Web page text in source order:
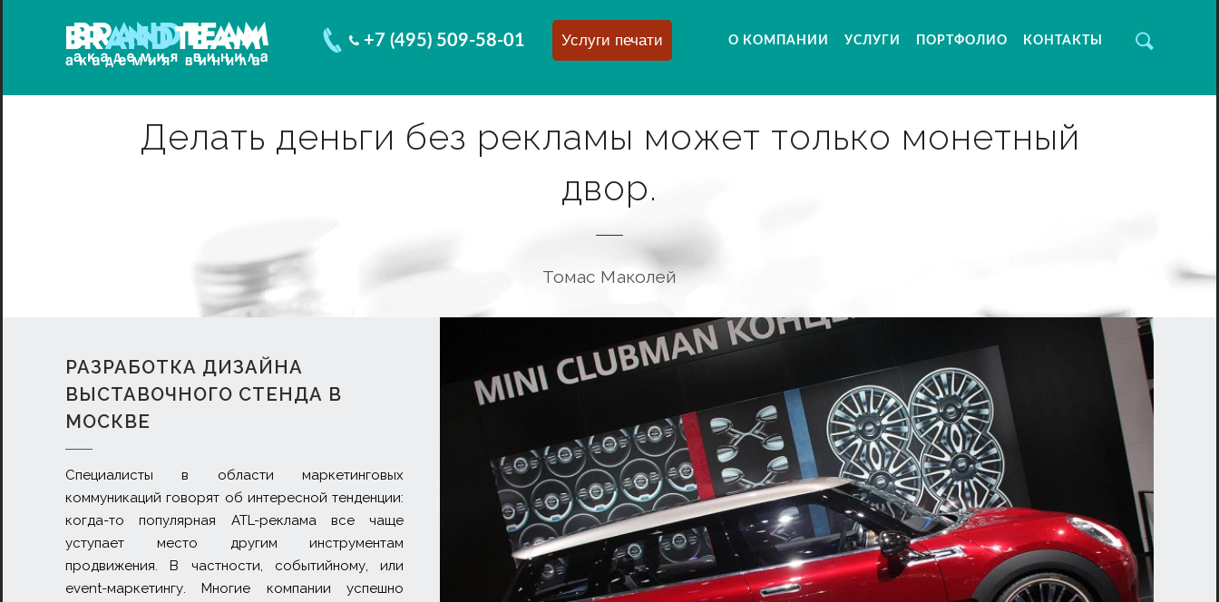
+7 (495) 509-58-01 Услуги печати О КОМПАНИИ УСЛУГИ ПОРТФОЛИО КОНТАКТЫ
Делать деньги без рекламы может только монетный
двор.
Томас Маколей
РАЗРАБОТКА ДИЗАЙНА
ВЫСТАВОЧНОГО СТЕНДА В
МОСКВЕ
Специалисты в области маркетинговых
коммуникаций говорят об интересной тенденции:
когда-то популярная ATL-реклама все чаще
уступает место другим инструментам
продвижения. В частности, событийному, или
event-маркетингу. Многие компании успешно